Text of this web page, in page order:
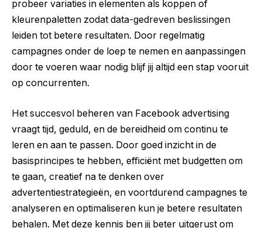
probeer variaties in elementen als koppen of
kleurenpaletten zodat data-gedreven beslissingen
leiden tot betere resultaten. Door regelmatig
campagnes onder de loep te nemen en aanpassingen
door te voeren waar nodig blijf jij altijd een stap vooruit
op concurrenten.
Het succesvol beheren van Facebook advertising
vraagt tijd, geduld, en de bereidheid om continu te
leren en aan te passen. Door goed inzicht in de
basisprincipes te hebben, efficiënt met budgetten om
te gaan, creatief na te denken over
advertentiestrategieën, en voortdurend campagnes te
analyseren en optimaliseren kun je betere resultaten
behalen. Met deze kennis ben jij beter uitgerust om